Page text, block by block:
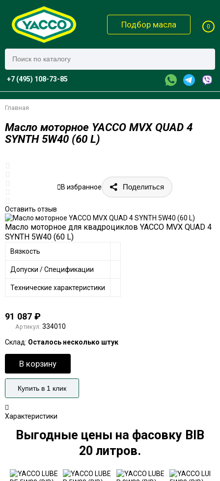
Подбор масла 0
+7 (495) 108-73-85
Главная
Масло моторное YACCO MVX QUAD 4
SYNTH 5W40 (60 L)
Оставить отзыв
В избранное Поделиться
Масло моторное для квадроциклов YACCO MVX QUAD 4
SYNTH 5W40 (60 L)
Вязкость
Допуски / Спецификации
Технические характеристики
91 087 ₽
Артикул: 334010
Склад: Осталось несколько штук
В корзину
Купить в 1 клик
Характеристики
Выгодные цены на фасовку BIB
20 литров.